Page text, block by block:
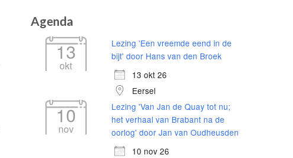
Agenda
13
okt
Lezing 'Een vreemde eend in de
bijt' door Hans van den Broek
13 okt 26
Eersel
10
nov
Lezing 'Van Jan de Quay tot nu;
het verhaal van Brabant na de
oorlog' door Jan van Oudheusden
10 nov 26